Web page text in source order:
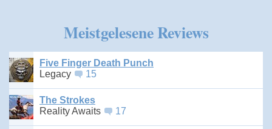
Meistgelesene Reviews
Five Finger Death Punch
Legacy
15
The Strokes
Reality Awaits
17